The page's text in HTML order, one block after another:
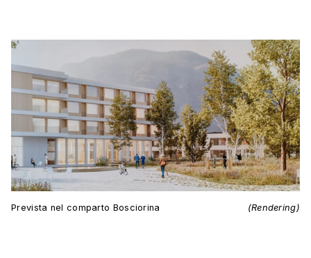
Prevista nel comparto Bosciorina (Rendering)